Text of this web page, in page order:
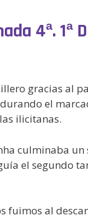
4ª. 1ª
gracias al
el
ilicitanas.
culminaba
el segundo
fuimos al